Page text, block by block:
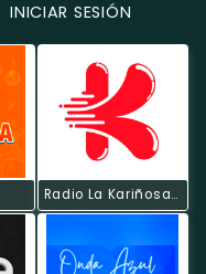
INICIAR SESIÓN
Radio La Kariñosa FM